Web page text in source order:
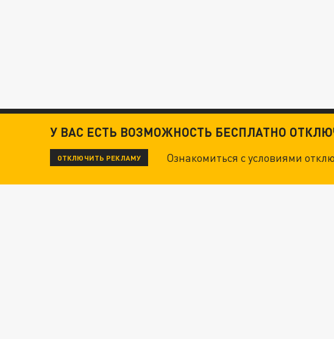
У ВАС ЕСТЬ ВОЗМОЖНОСТЬ БЕСПЛАТНО
ОТКЛЮЧИТЬ РЕКЛАМУ Ознакомиться с условиями